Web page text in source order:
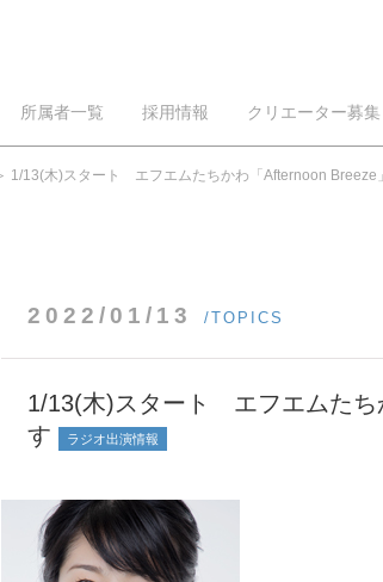
所属者一覧 採用情報 クリエーター募集
1/13(木)スタート エフエムたちかわ「Afternoon Breeze
2022/01/13 /TOPICS
1/13(木)スタート エフエムたち
す
ラジオ出演情報